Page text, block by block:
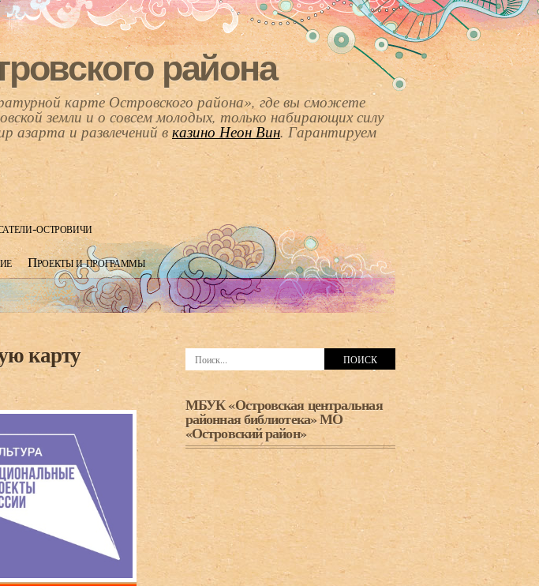
района
карте Островского района», где вы сможете
земли и о совсем молодых, только набирающих силу
азарта и развлечений вказино Неон Вин. Гарантируем
островичи
Проекты и программы
карту
МБУК «Островская центральная
районная библиотека» МО
«Островский район»